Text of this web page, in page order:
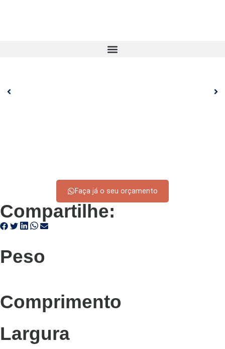
Faça já o seu orçamento
Compartilhe:
Peso
Comprimento
Largura